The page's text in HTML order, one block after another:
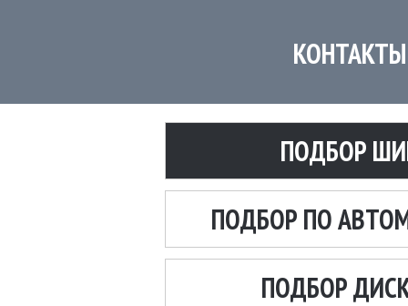
КОНТАКТЫ
ПОДБОР
ПОДБОР ПО
ПОДБОР